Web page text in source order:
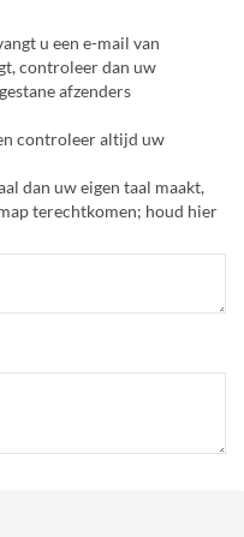
u een e-mail van
controleer dan uw
afzenders
controleer altijd uw
dan uw eigen taal maakt,
terechtkomen; houd hier